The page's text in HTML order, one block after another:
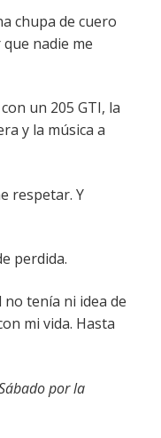
chupa de cuero
nadie me
un 205 GTI, la
y la música a
respetar. Y
perdida.
tenía ni idea de
mi vida. Hasta
por la